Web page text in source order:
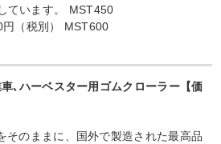
しています。 MST450
（税別） MST600
､ハーベスター用ゴムクローラー【価
そのままに、国外で製造された最高品